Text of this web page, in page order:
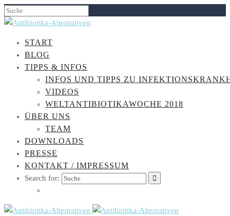
START
BLOG
TIPPS & INFOS
INFOS UND TIPPS ZU
VIDEOS
WELTANTIBIOTIKAWOCHE 2018
ÜBER UNS
TEAM
DOWNLOADS
PRESSE
KONTAKT / IMPRESSUM
Search for: